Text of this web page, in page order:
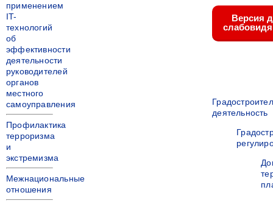
применением
IT-
технологий
об
эффективности
деятельности
руководителей
органов
местного
самоуправления
Профилактика
терроризма
и
экстремизма
Межнациональные
отношения
Версия
деятельность